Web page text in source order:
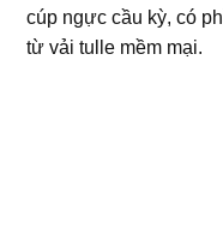
cúp ngực cầu kỳ, có
từ vải tulle mềm mại.